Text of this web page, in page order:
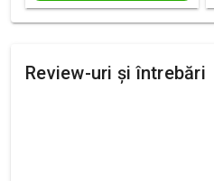
Review-uri și întrebări